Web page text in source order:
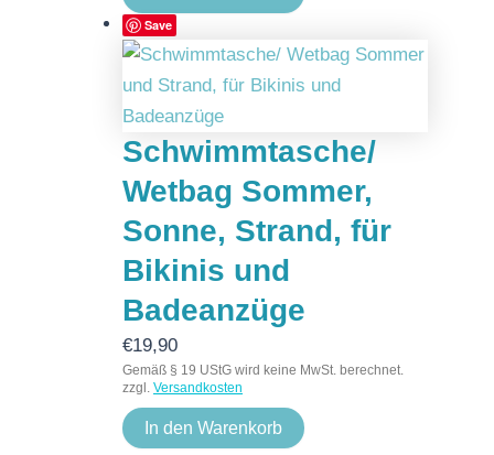
Save
Schwimmtasche/
Wetbag Sommer,
Sonne, Strand, für
Bikinis und
Badeanzüge
€19,90
Gemäß § 19 UStG wird keine MwSt. berechnet.
zzgl. Versandkosten
In den Warenkorb